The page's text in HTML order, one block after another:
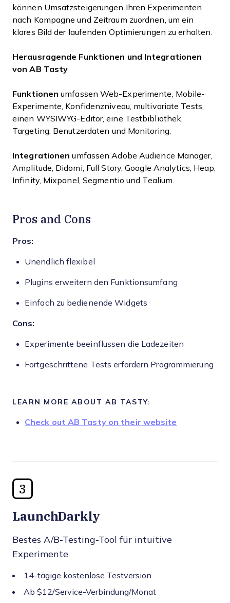
können Umsatzsteigerungen Ihren Experimenten
nach Kampagne und Zeitraum zuordnen, um ein
klares Bild der laufenden Optimierungen zu erhalten.
Herausragende Funktionen und Integrationen
von AB Tasty
Funktionen umfassen Web-Experimente, Mobile-
Experimente, Konfidenzniveau, multivariate Tests,
einen WYSIWYG-Editor, eine Testbibliothek,
Targeting, Benutzerdaten und Monitoring.
Integrationen umfassen Adobe Audience Manager,
Amplitude, Didomi, Full Story, Google Analytics, Heap,
Infinity, Mixpanel, Segmentio und Tealium.
Pros and Cons
Pros:
Unendlich flexibel
Plugins erweitern den Funktionsumfang
Einfach zu bedienende Widgets
Cons:
Experimente beeinflussen die Ladezeiten
Fortgeschrittene Tests erfordern Programmierung
LEARN MORE ABOUT AB TASTY:
Check out AB Tasty on their website
3
LaunchDarkly
Bestes A/B-Testing-Tool für intuitive
Experimente
14-tägige kostenlose Testversion
Ab $12/Service-Verbindung/Monat